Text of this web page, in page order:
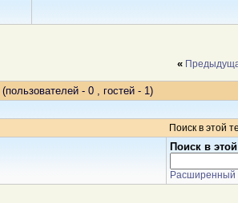
«
(пользователей - 0 , гостей - 1)
Поиск в этой
Поиск в
Расширенный